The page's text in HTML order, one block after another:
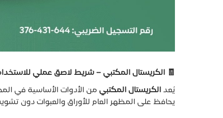
🧾 الكريستال المكتبي – شريط لاصق عملي
يُعد الكريستال المكتبي من الأدوات الأساسية في
يحافظ على المظهر العام للأوراق والعبوات دون